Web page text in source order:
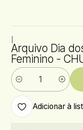
Arquivo Dia
Feminino -
Quantidade
Adicionar à